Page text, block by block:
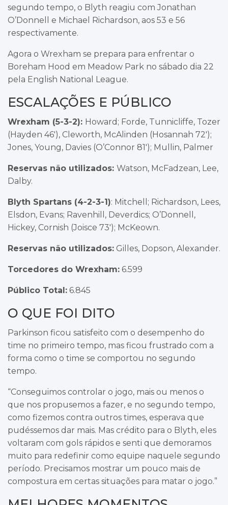
segundo tempo, o Blyth reagiu com Jonathan
O’Donnell e Michael Richardson, aos 53 e 56
respectivamente.
Agora o Wrexham se prepara para enfrentar o
Boreham Hood em Meadow Park no sábado dia 22
pela English National League.
ESCALAÇÕES E PÚBLICO
Wrexham (5-3-2): Howard; Forde, Tunnicliffe, Tozer
(Hayden 46′), Cleworth, McAlinden (Hosannah 72′);
Jones, Young, Davies (O’Connor 81′); Mullin, Palmer
Reservas não utilizados: Watson, McFadzean, Lee,
Dalby.
Blyth Spartans (4-2-3-1): Mitchell; Richardson, Lees,
Elsdon, Evans; Ravenhill, Deverdics; O’Donnell,
Hickey, Cornish (Joisce 73′); McKeown.
Reservas não utilizados: Gilles, Dopson, Alexander.
Torcedores do Wrexham: 6.599
Público Total: 6.845
O QUE FOI DITO
Parkinson ficou satisfeito com o desempenho do
time no primeiro tempo, mas ficou frustrado com a
forma como o time se comportou no segundo
tempo.
“Conseguimos controlar o jogo, mais ou menos o
que nos propusemos a fazer, e no segundo tempo,
como fizemos contra outros times, esperava que
pudéssemos dar mais. Mas crédito para o Blyth, eles
voltaram com gols rápidos e senti que demoramos
muito para redefinir como equipe naquele segundo
período. Precisamos mostrar um pouco mais de
compostura em certas situações para matar o jogo.”